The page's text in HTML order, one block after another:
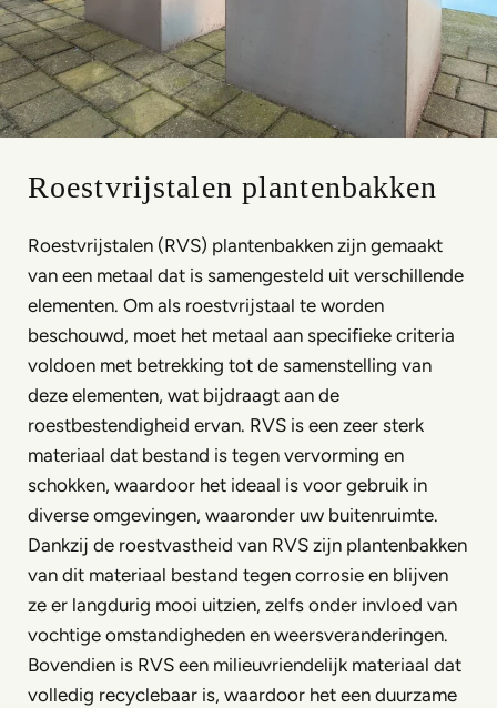
Roestvrijstalen plantenbakken
Roestvrijstalen (RVS) plantenbakken zijn gemaakt
van een metaal dat is samengesteld uit verschillende
elementen. Om als roestvrijstaal te worden
beschouwd, moet het metaal aan specifieke criteria
voldoen met betrekking tot de samenstelling van
deze elementen, wat bijdraagt aan de
roestbestendigheid ervan. RVS is een zeer sterk
materiaal dat bestand is tegen vervorming en
schokken, waardoor het ideaal is voor gebruik in
diverse omgevingen, waaronder uw buitenruimte.
Dankzij de roestvastheid van RVS zijn plantenbakken
van dit materiaal bestand tegen corrosie en blijven
ze er langdurig mooi uitzien, zelfs onder invloed van
vochtige omstandigheden en weersveranderingen.
Bovendien is RVS een milieuvriendelijk materiaal dat
volledig recyclebaar is, waardoor het een duurzame